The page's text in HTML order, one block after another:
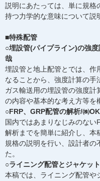
説明にあたっては、単に規格
持つ力学的な意味について説
■特殊配管
○埋設管(パイプライン)の強
哉
埋設管と地上配管とでは、作
なることから、強度計算の手
ガス輸送用の埋設管の強度
の内容や基本的な考え方等を
○FRP、GRP配管の解析/㈱
国内ではあまりなじみのない
解析までを簡単に紹介し、本
規格の説明を行い、設計者の
た。
○ライニング配管とジャケッ
本稿では、ライニング配管や